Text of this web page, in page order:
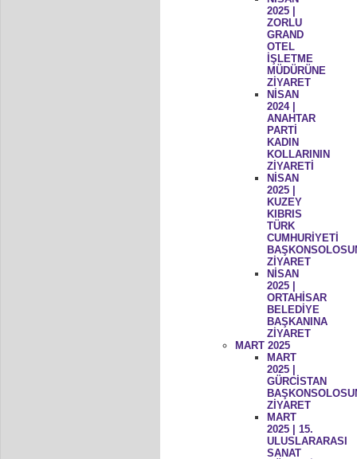
2025 |
ZORLU
GRAND
OTEL
İŞLETME
MÜDÜRÜNE
ZİYARET
NİSAN
2024 |
ANAHTAR
PARTİ
KADIN
KOLLARININ
ZİYARETİ
NİSAN
2025 |
KUZEY
KIBRIS
TÜRK
CUMHURİYETİ
ZİYARET
NİSAN
2025 |
ORTAHİSAR
BELEDİYE
BAŞKANINA
ZİYARET
MART 2025
MART
2025 |
GÜRCİSTAN
ZİYARET
MART
2025 | 15.
ULUSLARARASI
SANAT